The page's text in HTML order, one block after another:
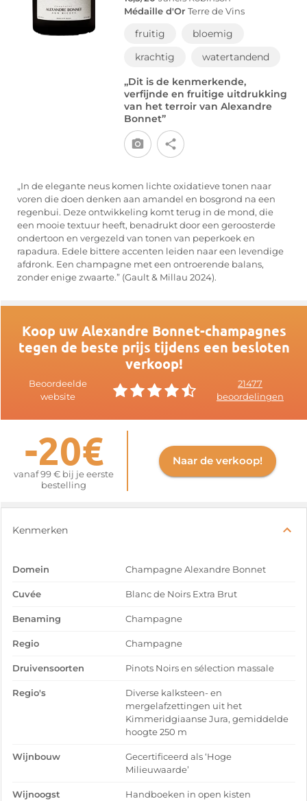
Médaille d'Or Terre de Vins
fruitig
bloemig
krachtig
watertandend
„Dit is de kenmerkende,
verfijnde en fruitige uitdrukking
van het terroir van Alexandre
Bonnet”
„In de elegante neus komen lichte oxidatieve tonen naar
voren die doen denken aan amandel en bosgrond na een
regenbui. Deze ontwikkeling komt terug in de mond, die
een mooie textuur heeft, benadrukt door een geroosterde
ondertoon en vergezeld van tonen van peperkoek en
rapadura. Edele bittere accenten leiden naar een levendige
afdronk. Een champagne met een ontroerende balans,
zonder enige zwaarte.” (Gault & Millau 2024).
Koop uw Alexandre Bonnet-champagnes
tegen de beste prijs tijdens een besloten
verkoop!
Beoordeelde
website
21477
beoordelingen
-20€
vanaf 99 € bij je eerste
bestelling
Naar de verkoop!
Kenmerken
Domein Champagne Alexandre Bonnet
Cuvée Blanc de Noirs Extra Brut
Benaming Champagne
Regio Champagne
Druivensoorten Pinots Noirs en sélection massale
Regio's
Diverse kalksteen- en
mergelafzettingen uit het
Kimmeridgiaanse Jura, gemiddelde
hoogte 250 m
Wijnbouw
Gecertificeerd als ‘Hoge
Milieuwaarde’
Wijnoogst Handboeken in open kisten